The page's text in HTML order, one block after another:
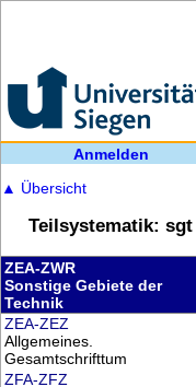
Anmelden
▲ Übersicht
Teilsystematik: sgt
ZEA-ZWR
Sonstige Gebiete der
Technik
ZEA-ZEZ
Allgemeines.
Gesamtschrifttum
ZFA-ZFZ